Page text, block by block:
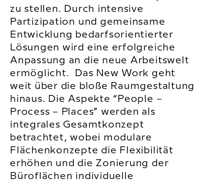
zu stellen. Durch intensive
Partizipation und gemeinsame
Entwicklung bedarfsorientierter
Lösungen wird eine erfolgreiche
Anpassung an die neue Arbeitswelt
ermöglicht. Das New Work geht
weit über die bloße Raumgestaltung
hinaus. Die Aspekte “People –
Process – Places” werden als
integrales Gesamtkonzept
betrachtet, wobei modulare
Flächenkonzepte die Flexibilität
erhöhen und die Zonierung der
Büroflächen individuelle